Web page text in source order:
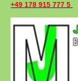
+49 178 915 777 5